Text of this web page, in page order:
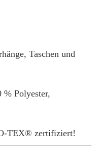
Taschen und
% Polyester,
TEX® zertifiziert!